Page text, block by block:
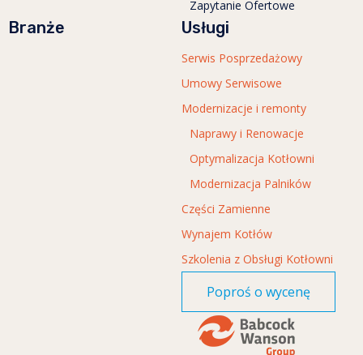
Zapytanie Ofertowe
Branże Usługi
Serwis Posprzedażowy
Umowy Serwisowe
Modernizacje i remonty
Naprawy i Renowacje
Optymalizacja Kotłowni
Modernizacja Palników
Części Zamienne
Wynajem Kotłów
Szkolenia z Obsługi Kotłowni
Poproś o wycenę